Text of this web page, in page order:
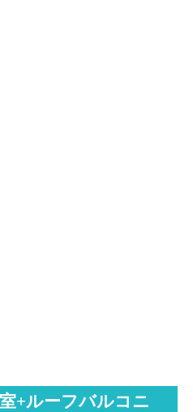
+ルーフバルコニ